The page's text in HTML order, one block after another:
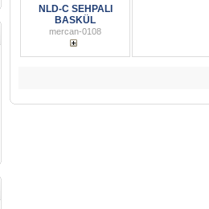
NLD-C SEHPALI
BASKÜL
mercan-0108